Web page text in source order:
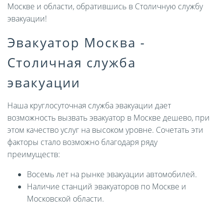
Москве и области, обратившись в Столичную службу
эвакуации!
Эвакуатор Москва -
Столичная служба
эвакуации
Наша круглосуточная служба эвакуации дает
возможность вызвать эвакуатор в Москве дешево, при
этом качество услуг на высоком уровне. Сочетать эти
факторы стало возможно благодаря ряду
преимуществ:
Восемь лет на рынке эвакуации автомобилей.
Наличие станций эвакуаторов по Москве и
Московской области.